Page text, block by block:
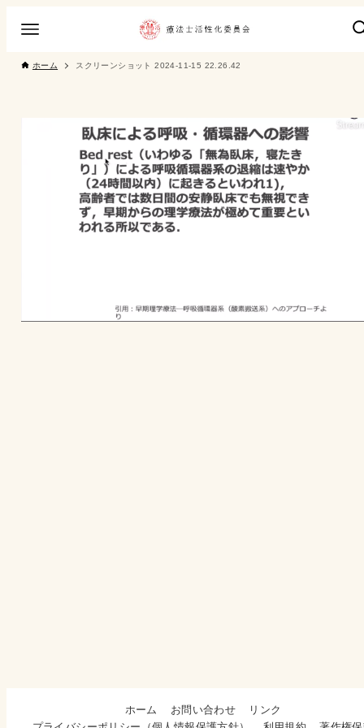
ホーム スクリーンショット 2024-11-15 22.26.42
ホーム お問い合わせ
リンク